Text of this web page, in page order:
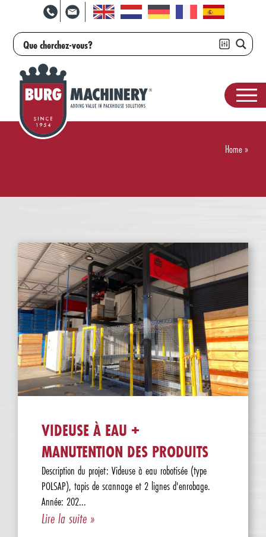
Home»
VIDEUSE À EAU +
MANUTENTION DES PRODUITS
Description du projet: Videuse à eau robotisée (type
POLSAP), tapis de scannage et 2 lignes d'enrobage.
Année: 202...
Lire la suite »